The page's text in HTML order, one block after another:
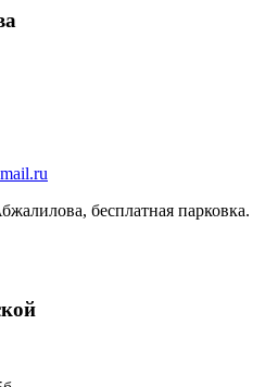
бесплатная парковка.